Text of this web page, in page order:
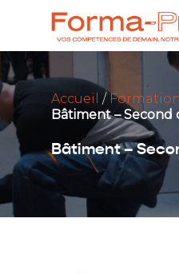
Accueil /
Bâtiment – Second
Bâtiment –